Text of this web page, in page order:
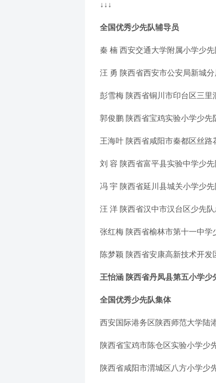
↓↓↓
全国优秀少先队辅导员
秦 楠 西安交通大学附属小学少
汪 勇 陕西省西安市公安局新城
彭雪梅 陕西省铜川市印台区三里
郭俊鹏 陕西省宝鸡实验小学少先
王海叶 陕西省咸阳市秦都区丝路
刘 容 陕西省富平县实验中学少
冯 宇 陕西省延川县城关小学少
汪 洋 陕西省汉中市汉台区少先队
张红梅 陕西省榆林市第十一中学
陈梦颖 陕西省安康高新技术开
王怡涵 陕西省丹凤县第五小学少
全国优秀少先队集体
西安国际港务区陕西师范大学陆
陕西省宝鸡市陈仓区实验小学少
陕西省咸阳市渭城区八方小学少